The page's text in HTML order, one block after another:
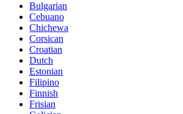
Bulgarian
Cebuano
Chichewa
Corsican
Croatian
Dutch
Estonian
Filipino
Finnish
Frisian